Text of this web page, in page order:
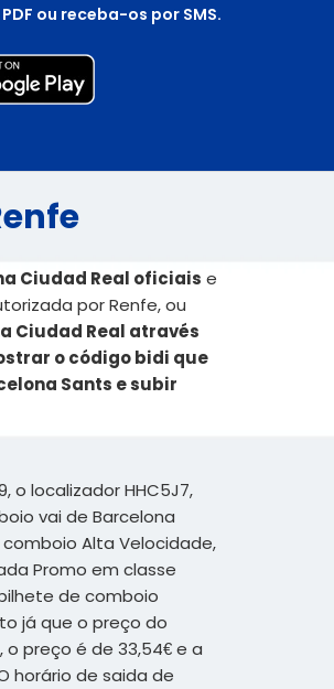
ou receba-os por SMS.
Ciudad Real oficiais e
por Renfe, ou
Ciudad Real através
o código bidi que
Sants e subir
o localizador HHC5J7,
vai de Barcelona
Alta Velocidade,
Promo em classe
de comboio
já que o preço do
preço é de 33,54€ e a
horário de saida de